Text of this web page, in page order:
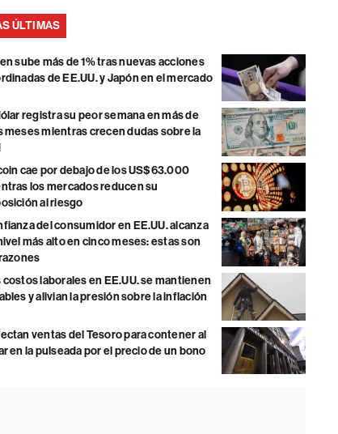
ÚLTIMAS
sube más de 1% tras nuevas acciones
de EE.UU. y Japón en el mercado
registra su peor semana en más de
meses mientras crecen dudas sobre la
cae por debajo de los US$63.000
los mercados reducen su
al riesgo
del consumidor en EE.UU. alcanza
más alto en cinco meses: estas son
costos laborales en EE.UU. se mantienen
y alivian la presión sobre la inflación
ventas del Tesoro para contener al
en la pulseada por el precio de un bono